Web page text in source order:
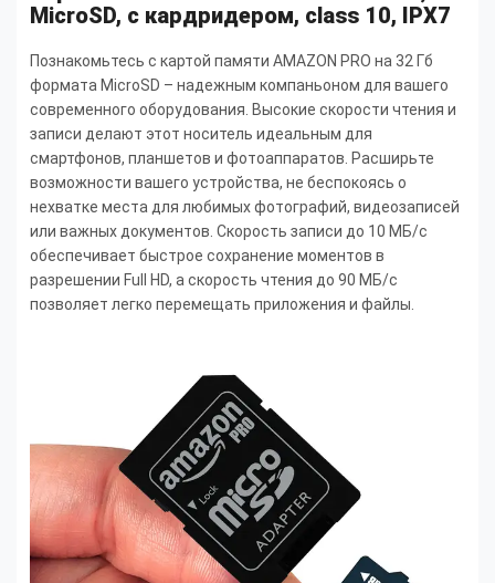
MicroSD, с кардридером, сlass 10, IPX7
Познакомьтесь с картой памяти AMAZON PRO на 32 Гб
формата MicroSD – надежным компаньоном для вашего
современного оборудования. Высокие скорости чтения и
записи делают этот носитель идеальным для
смартфонов, планшетов и фотоаппаратов. Расширьте
возможности вашего устройства, не беспокоясь о
нехватке места для любимых фотографий, видеозаписей
или важных документов. Скорость записи до 10 МБ/с
обеспечивает быстрое сохранение моментов в
разрешении Full HD, а скорость чтения до 90 МБ/с
позволяет легко перемещать приложения и файлы.